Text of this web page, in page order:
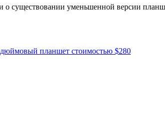
о существовании уменьшенной версии
планшет стоимостью $280